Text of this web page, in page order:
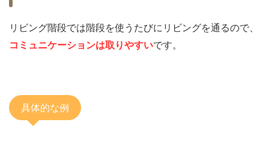
リビング階段では階段を使うたびにリビングを通るので、
コミュニケーションは取りやすいです。
具体的な例